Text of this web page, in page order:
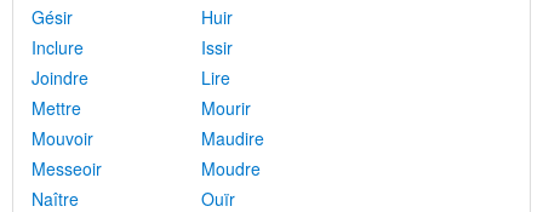
Gésir
Huir
Inclure
Issir
Joindre
Lire
Mettre
Mourir
Mouvoir
Maudire
Messeoir
Moudre
Naître
Ouïr